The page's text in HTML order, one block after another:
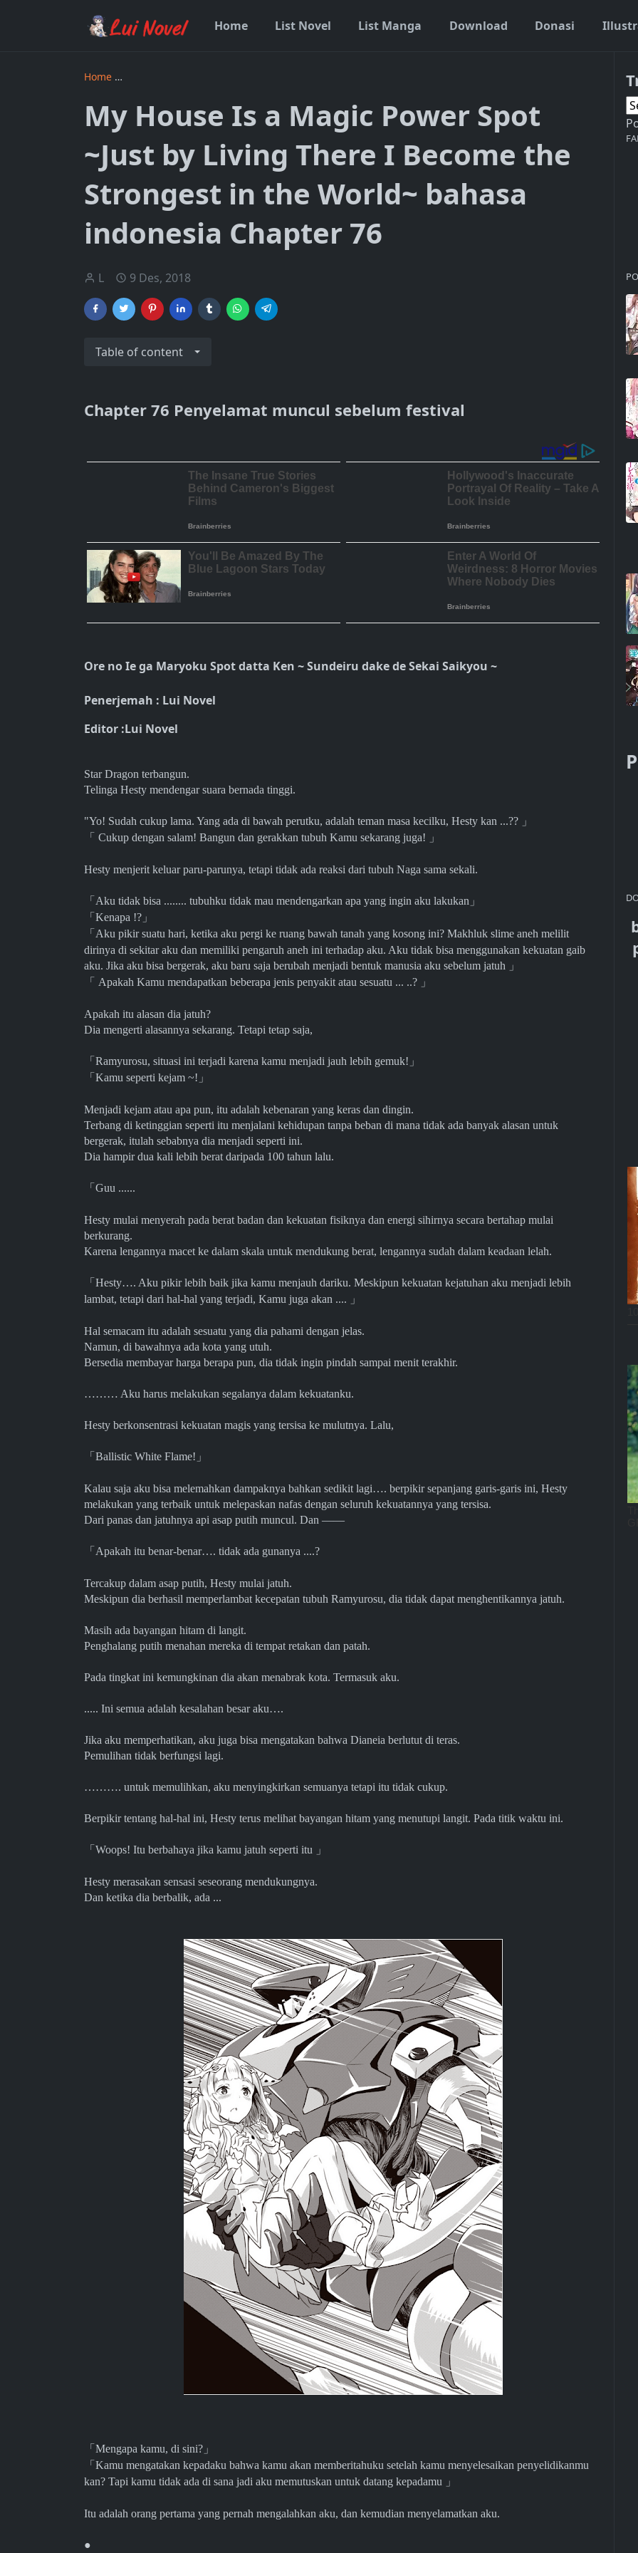
Home List Novel List Manga Download Donasi
Home My House Is a Magic Power Spot ~Just by Living There I Become the Strongest in the World~ bahasa
My House Is a Magic Power Spot
~Just by Living There I Become the
Strongest in the World~ bahasa
indonesia Chapter 76
L 9 Des, 2018
Table of content
Chapter 76 Penyelamat muncul sebelum festival
Ore no Ie ga Maryoku Spot datta Ken ~ Sundeiru dake de Sekai Saikyou ~
Penerjemah : Lui Novel
Editor :Lui Novel
Star Dragon terbangun.
Telinga Hesty mendengar suara bernada tinggi.
"Yo! Sudah cukup lama. Yang ada di bawah perutku, adalah teman masa kecilku, Hesty kan ...?? 」
「 Cukup dengan salam! Bangun dan gerakkan tubuh Kamu sekarang juga! 」
Hesty menjerit keluar paru-parunya, tetapi tidak ada reaksi dari tubuh Naga sama sekali.
「 Aku tidak bisa ........ tubuhku tidak mau mendengarkan apa yang ingin aku lakukan 」
「 Kenapa !? 」
「 Aku pikir suatu hari, ketika aku pergi ke ruang bawah tanah yang kosong ini? Makhluk slime aneh melilit
dirinya di sekitar aku dan memiliki pengaruh aneh ini terhadap aku. Aku tidak bisa menggunakan kekuatan gaib
aku. Jika aku bisa bergerak, aku baru saja berubah menjadi bentuk manusia aku sebelum jatuh
」
「
Apakah Kamu mendapatkan beberapa jenis penyakit atau sesuatu ... ..? 」
Apakah itu alasan dia jatuh?
Dia mengerti alasannya sekarang. Tetapi tetap saja,
「 Ramyurosu, situasi ini terjadi karena kamu menjadi jauh lebih gemuk! 」
「 Kamu seperti kejam ~! 」
Menjadi kejam atau apa pun, itu adalah kebenaran yang keras dan dingin.
Terbang di ketinggian seperti itu menjalani kehidupan tanpa beban di mana tidak ada banyak alasan untuk
bergerak, itulah sebabnya dia menjadi seperti ini.
Dia hampir dua kali lebih berat daripada 100 tahun lalu.
「 Guu ......
Hesty mulai menyerah pada berat badan dan kekuatan fisiknya dan energi sihirnya secara bertahap mulai
berkurang.
Karena lengannya macet ke dalam skala untuk mendukung berat, lengannya sudah dalam keadaan lelah.
「 Hesty…. Aku pikir lebih baik jika kamu menjauh dariku. Meskipun kekuatan kejatuhan aku menjadi lebih
lambat, tetapi dari hal-hal yang terjadi, Kamu juga akan ....
」
Hal semacam itu adalah sesuatu yang dia pahami dengan jelas.
Namun, di bawahnya ada kota yang utuh.
Bersedia membayar harga berapa pun, dia tidak ingin pindah sampai menit terakhir.
……… Aku harus melakukan segalanya dalam kekuatanku.
Hesty berkonsentrasi kekuatan magis yang tersisa ke mulutnya. Lalu,
「 Ballistic White Flame! 」
Kalau saja aku bisa melemahkan dampaknya bahkan sedikit lagi…. berpikir sepanjang garis-garis ini, Hesty
melakukan yang terbaik untuk melepaskan nafas dengan seluruh kekuatannya yang tersisa.
Dari panas dan jatuhnya api asap putih muncul. Dan ――
「 Apakah itu benar-benar…. tidak ada gunanya ....?
Tercakup dalam asap putih, Hesty mulai jatuh.
Meskipun dia berhasil memperlambat kecepatan tubuh Ramyurosu, dia tidak dapat menghentikannya jatuh.
Masih ada bayangan hitam di langit.
Penghalang putih menahan mereka di tempat retakan dan patah.
Pada tingkat ini kemungkinan dia akan menabrak kota. Termasuk aku.
..... Ini semua adalah kesalahan besar aku….
Jika aku memperhatikan, aku juga bisa mengatakan bahwa Dianeia berlutut di teras.
Pemulihan tidak berfungsi lagi.
………. untuk memulihkan, aku menyingkirkan semuanya tetapi itu tidak cukup.
Berpikir tentang hal-hal ini, Hesty terus melihat bayangan hitam yang menutupi langit. Pada titik waktu ini.
「 Woops! Itu berbahaya jika kamu jatuh seperti itu 」
Hesty merasakan sensasi seseorang mendukungnya.
Dan ketika dia berbalik, ada ...
「 Mengapa kamu, di sini? 」
「 Kamu mengatakan kepadaku bahwa kamu akan memberitahuku setelah kamu menyelesaikan penyelidikanmu
kan? Tapi kamu tidak ada di sana jadi aku memutuskan untuk datang kepadamu
」
Itu adalah orang pertama yang pernah mengalahkan aku, dan kemudian menyelamatkan aku.
●